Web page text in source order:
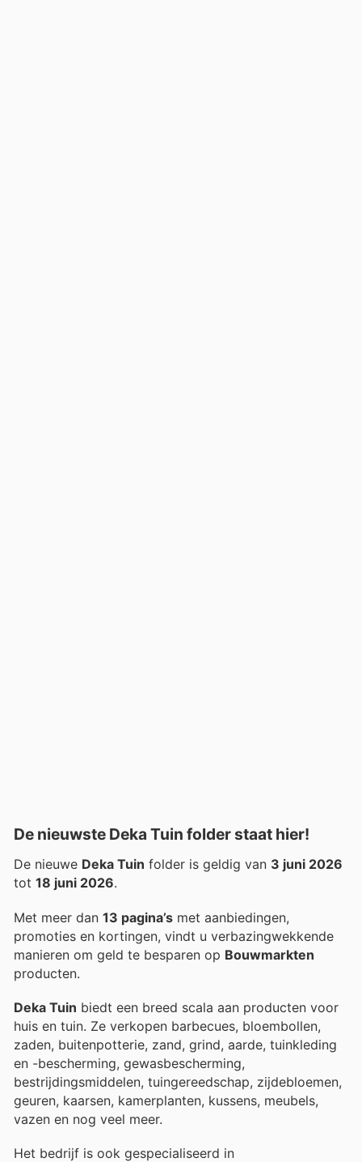
De nieuwste Deka Tuin folder staat hier!
De nieuwe Deka Tuin folder is geldig van 3 juni 2026
tot 18 juni 2026.
Met meer dan 13 pagina’s met aanbiedingen,
promoties en kortingen, vindt u verbazingwekkende
manieren om geld te besparen op Bouwmarkten
producten.
Deka Tuin biedt een breed scala aan producten voor
huis en tuin. Ze verkopen barbecues, bloembollen,
zaden, buitenpotterie, zand, grind, aarde, tuinkleding
en -bescherming, gewasbescherming,
bestrijdingsmiddelen, tuingereedschap, zijdebloemen,
geuren, kaarsen, kamerplanten, kussens, meubels,
vazen en nog veel meer.
Het bedrijf is ook gespecialiseerd in